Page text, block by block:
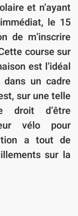
et n’ayant
le 15
de m’inscrire
course sur
est l’idéal
un cadre
sur une telle
droit d’être
vélo pour
a tout de
sur la